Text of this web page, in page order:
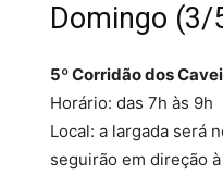
Domingo (3/
5º Corridão dos
Horário: das 7h às 9h
Local: a largada será
seguirão em direção